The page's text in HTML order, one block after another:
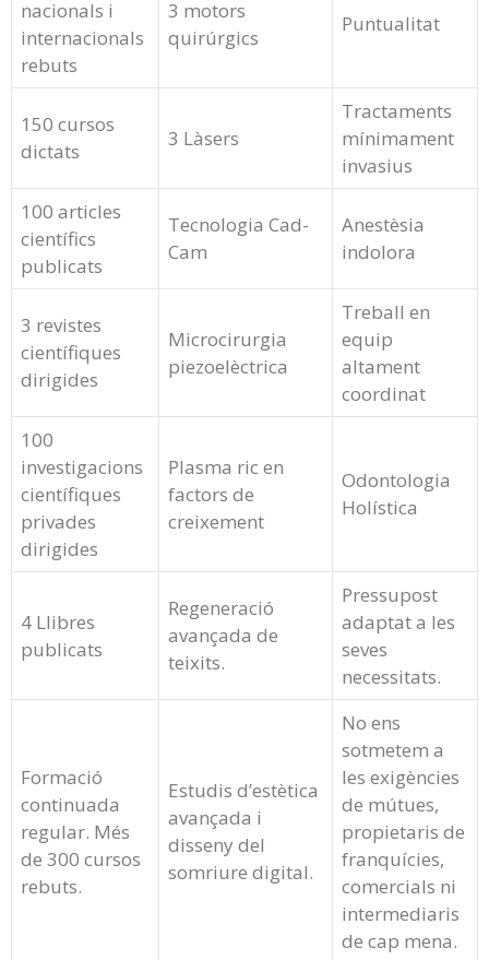
nacionals i
internacionals
rebuts
3 motors
quirúrgics
Puntualitat
150 cursos
dictats
3 Làsers
Tractaments
mínimament
invasius
100 articles
científics
publicats
Tecnologia Cad-
Cam
Anestèsia
indolora
3 revistes
científiques
dirigides
Microcirurgia
piezoelèctrica
Treball en
equip
altament
coordinat
100
investigacions
científiques
privades
dirigides
Plasma ric en
factors de
creixement
Odontologia
Holística
4 Llibres
publicats
Regeneració
avançada de
teixits.
Pressupost
adaptat a les
seves
necessitats.
Formació
continuada
regular. Més
de 300 cursos
rebuts.
Estudis d’estètica
avançada i
disseny del
somriure digital.
No ens
sotmetem a
les exigències
de mútues,
propietaris de
franquícies,
comercials ni
intermediaris
de cap mena.